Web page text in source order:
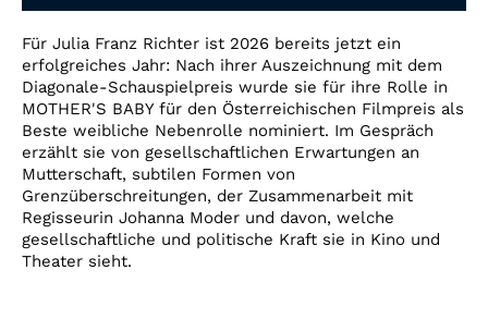
Für Julia Franz Richter ist 2026 bereits jetzt ein
erfolgreiches Jahr: Nach ihrer Auszeichnung mit dem
Diagonale-Schauspielpreis wurde sie für ihre Rolle in
MOTHER'S BABY für den Österreichischen Filmpreis als
Beste weibliche Nebenrolle nominiert. Im Gespräch
erzählt sie von gesellschaftlichen Erwartungen an
Mutterschaft, subtilen Formen von
Grenzüberschreitungen, der Zusammenarbeit mit
Regisseurin Johanna Moder und davon, welche
gesellschaftliche und politische Kraft sie in Kino und
Theater sieht.